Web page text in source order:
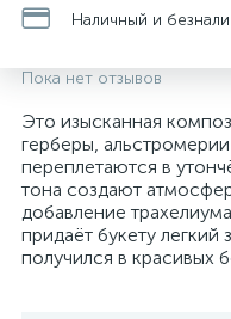
Наличный и
Пока нет отзывов
Это изысканная
герберы,
переплетаются в
тона создают
добавление
придаёт букету легкий
получился в красивых
Гиацинты
Гортензии